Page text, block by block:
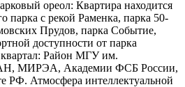
ореол: Квартира находится
парка с рекой Раменка, парка 50-
Прудов, парка Событие,
доступности от парка
Район МГУ им.
МИРЭА, Академии ФСБ России,
РФ. Атмосфера интеллектуальной